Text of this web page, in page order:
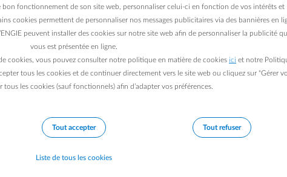
éoliennes : une première
énergie renouvelable,
Read more
Pourquoi
garage? 5
Votre énergie
bon fonctionnement de son site web, personnaliser celui-ci en fonction de vos intérêts et
cookies permettent de personnaliser nos messages publicitaires via des bannières en
peuvent installer des cookies sur notre site web afin de personnaliser la publicité
vous est présentée en ligne.
cookies, vous pouvez consulter notre politique en matière de cookies ici et notre
tous les cookies et de continuer directement vers le site web ou cliquez sur "Gérer
tous les cookies (sauf fonctionnels) afin d’adapter vos préférences.
Tout accepter Tout refuser
Liste de tous les cookies